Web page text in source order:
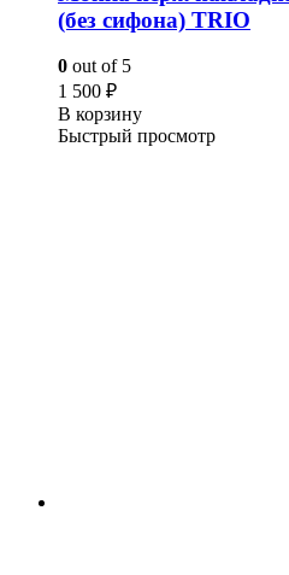
(без сифона) TRIO
0 out of 5
1 500 ₽
В корзину
Быстрый просмотр